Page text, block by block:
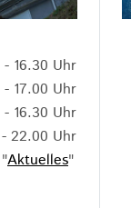
16.30 Uhr
17.00 Uhr
16.30 Uhr
22.00 Uhr
Aktuelles"